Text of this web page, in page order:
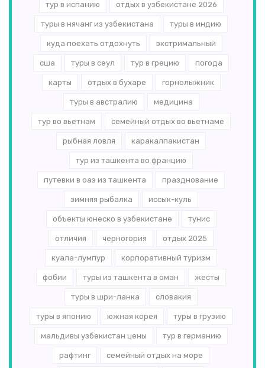
тур в испанию отдых в узбекистане 2026
туры в нячанг из узбекистана туры в индию
куда поехать отдохнуть экстримальный
сша туры в сеул тур в грецию погода
карты отдых в бухаре горнолыжник
туры в австралию медицина
тур во вьетнам семейный отдых во вьетнаме
рыбная ловля каракалпакистан
тур из ташкента во францию
путевки в оаэ из ташкента празднование
зимняя рыбалка иссык-куль
объекты юнеско в узбекистане тунис
отличия черногория отдых 2025
куала-лумпур корпоративный туризм
фобии туры из ташкента в оман жесты
туры в шри-ланка словакия
туры в японию южная корея туры в грузию
мальдивы узбекистан цены тур в германию
рафтинг семейный отдых на море